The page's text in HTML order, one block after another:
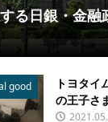
る日銀・金融
good
トヨタ
の王子さ